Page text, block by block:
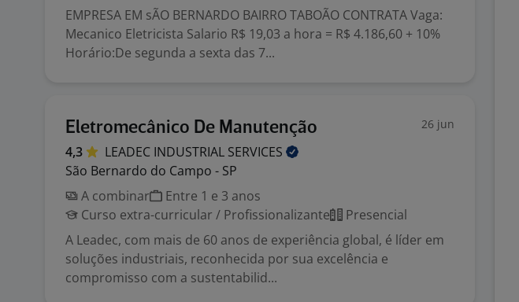
EMPRESA EM sÃO BERNARDO BAIRRO TABOÃO CONTRATA Vaga:
Mecanico Eletricista Salario R$ 19,03 a hora = R$ 4.186,60 + 10%
Horário:De segunda a sexta das 7...
Eletromecânico De Manutenção 26 jun
4,3 LEADEC INDUSTRIAL SERVICES
São Bernardo do Campo - SP
A combinar
Entre 1 e 3 anos
Curso extra-curricular / Profissionalizante
Presencial
A Leadec, com mais de 60 anos de experiência global, é líder em
soluções industriais, reconhecida por sua excelência e
compromisso com a sustentabilid...